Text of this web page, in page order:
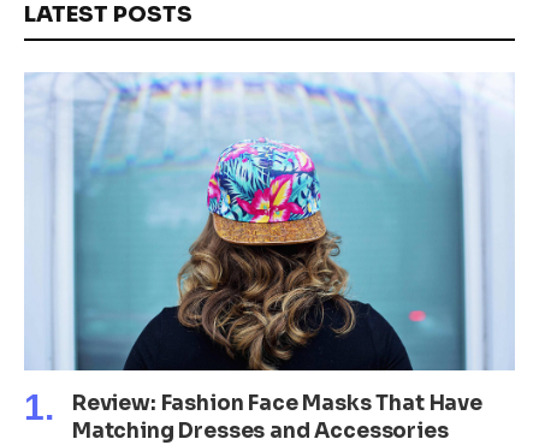
LATEST POSTS
Review: Fashion Face Masks That Have
Matching Dresses and Accessories